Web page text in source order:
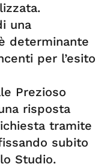
una
determinante
per l’esito
Prezioso
risposta
tramite
subito
Studio.